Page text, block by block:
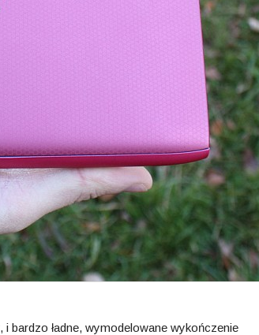
bardzo ładne, wymodelowane wykończenie